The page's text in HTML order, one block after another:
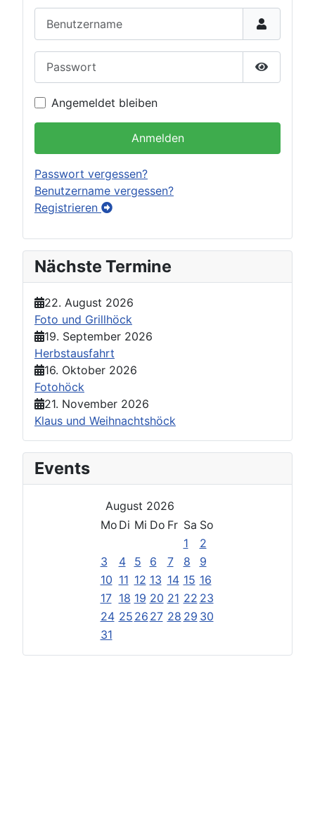
Passwort
Angemeldet bleiben
Anmelden
Passwort vergessen?
Benutzername vergessen?
Registrieren
Nächste Termine
22. August 2026
Foto und Grillhöck
19. September 2026
Herbstausfahrt
16. Oktober 2026
Fotohöck
21. November 2026
Klaus und Weihnachtshöck
Events
August 2026
Mo Di Mi Do Fr Sa So
1
2
3
4 5 6 7 8
9
10 11 12 13 14 15 16
17 18 19 20 21 22 23
24 25 26 27 28 29 30
31